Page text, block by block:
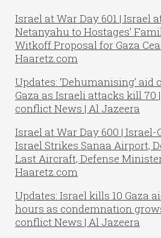
Israel at War Day 601 | Israel
Netanyahu to Hostages’
Witkoff Proposal for Gaza
Haaretz.com
Updates: ‘Dehumanising’
Gaza as Israeli attacks kill 70
conflict News | Al Jazeera
Israel at War Day 600 | Israel-
Israel Strikes Sanaa Airport,
Last Aircraft, Defense
Haaretz.com
Updates: Israel kills 10 Gaza
hours as condemnation
conflict News | Al Jazeera